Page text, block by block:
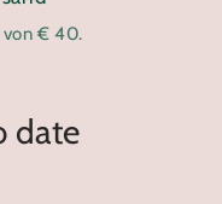
€ 40.
date